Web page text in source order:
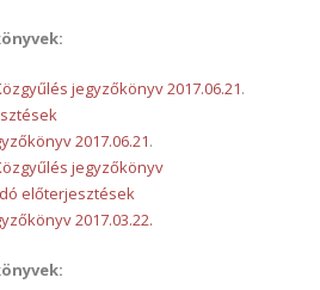
jegyzőkönyv 2017.06.21.
2017.06.21.
jegyzőkönyv
előterjesztések
2017.03.22.